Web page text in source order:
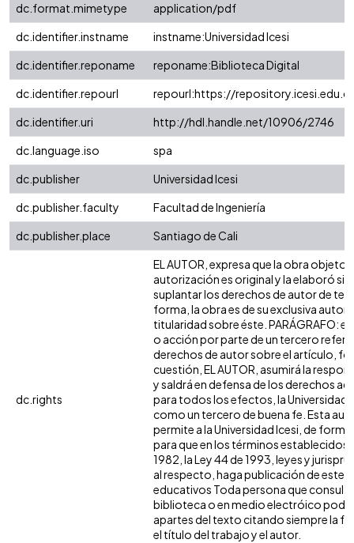
dc.format.mimetype
application/pdf
dc.identifier.instname
instname:Universidad Icesi
dc.identifier.reponame
reponame:Biblioteca Digital
dc.identifier.repourl
repourl:https://
dc.identifier.uri
http://hdl.handle.net/10906/2746
dc.language.iso
spa
dc.publisher
Universidad Icesi
dc.publisher.faculty
Facultad de Ingeniería
dc.publisher.place
Santiago de Cali
dc.rights
EL AUTOR, expresa que la obra objeto
autorización es original y la elaboró
suplantar los derechos de autor de
forma, la obra es de su exclusiva
titularidad sobre éste. PARÁGRAFO:
o acción por parte de un tercero
derechos de autor sobre el artículo,
cuestión, EL AUTOR, asumirá la
y saldrá en defensa de los derechos
para todos los efectos, la Universidad
como un tercero de buena fe. Esta
permite a la Universidad Icesi, de
para que en los términos establecidos
1982, la Ley 44 de 1993, leyes y
al respecto, haga publicación de este
educativos Toda persona que consulte
biblioteca o en medio electróico
apartes del texto citando siempre la
el título del trabajo y el autor.